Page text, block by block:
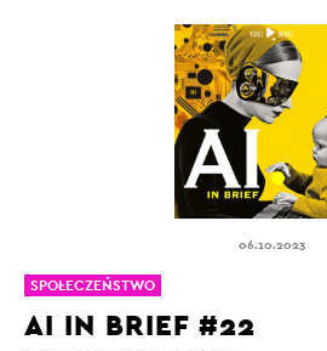
06.10.2023
AI IN BRIEF #22
SPOŁECZEŃSTWO